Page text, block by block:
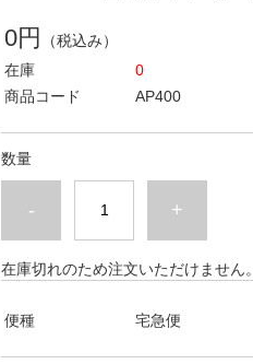
0円
（税込み）
在庫
0
商品コード
AP400
数量
- +
在庫切れのため注文いただけません。
便種 宅急便